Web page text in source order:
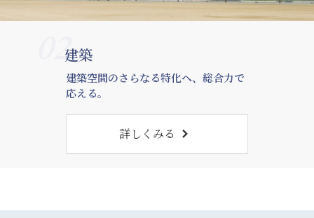
02建築
建築空間のさらなる特化へ、総合力で
応える。
詳しくみる